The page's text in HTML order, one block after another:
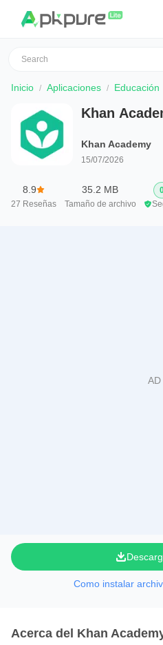
Inicio Aplicaciones Educación
Khan
Khan Academy
15/07/2026
8.9
27 Reseñas
35.2 MB
Tamaño de archivo
Como instalar
Acerca del Khan